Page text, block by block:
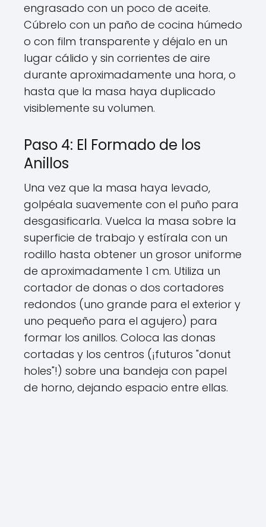
engrasado con un poco de aceite.
Cúbrelo con un paño de cocina húmedo
o con film transparente y déjalo en un
lugar cálido y sin corrientes de aire
durante aproximadamente una hora, o
hasta que la masa haya duplicado
visiblemente su volumen.
Paso 4: El Formado de los
Anillos
Una vez que la masa haya levado,
golpéala suavemente con el puño para
desgasificarla. Vuelca la masa sobre la
superficie de trabajo y estírala con un
rodillo hasta obtener un grosor uniforme
de aproximadamente 1 cm. Utiliza un
cortador de donas o dos cortadores
redondos (uno grande para el exterior y
uno pequeño para el agujero) para
formar los anillos. Coloca las donas
cortadas y los centros (¡futuros "donut
holes"!) sobre una bandeja con papel
de horno, dejando espacio entre ellas.